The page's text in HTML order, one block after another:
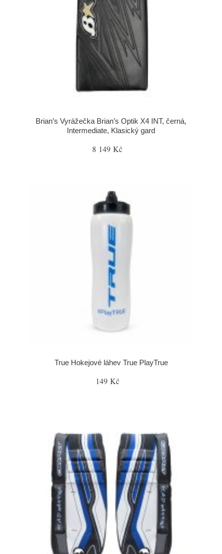
Brian’s Vyrážečka Brian’s Optik X4 INT, černá,
Intermediate, Klasický gard
8 149 Kč
True Hokejové láhev True PlayTrue
149 Kč